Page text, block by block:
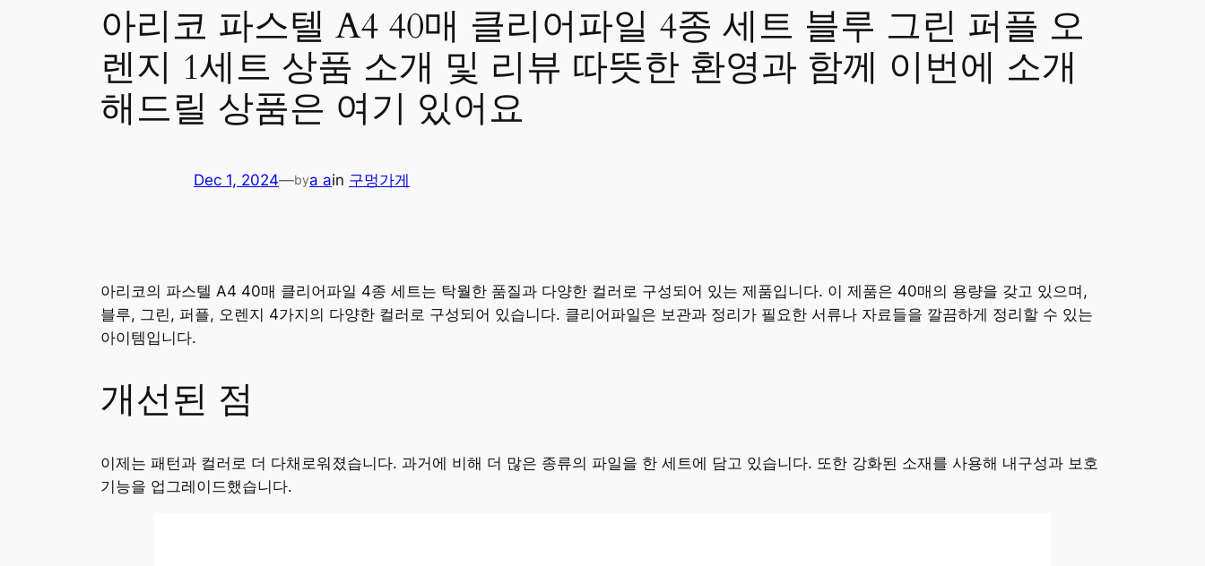
아리코 파스텔 A4 40매 클리어파일 4종 세트 블루 그린 퍼플 오
렌지 1세트 상품 소개 및 리뷰 따뜻한 환영과 함께 이번에 소개
해드릴 상품은 여기 있어요
Dec 1, 2024—bya ain 구멍가게
아리코의 파스텔 A4 40매 클리어파일 4종 세트는 탁월한 품질과 다양한 컬러로 구성되어 있는 제품입니다. 이 제품은 40매의 용량을 갖고 있으며,
블루, 그린, 퍼플, 오렌지 4가지의 다양한 컬러로 구성되어 있습니다. 클리어파일은 보관과 정리가 필요한 서류나 자료들을 깔끔하게 정리할 수 있는
아이템입니다.
개선된 점
이제는 패턴과 컬러로 더 다채로워졌습니다. 과거에 비해 더 많은 종류의 파일을 한 세트에 담고 있습니다. 또한 강화된 소재를 사용해 내구성과 보호
기능을 업그레이드했습니다.